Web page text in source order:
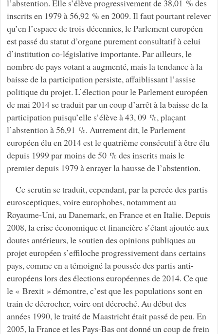
l’abstention. Elle s’élève progressivement de 38,01 % des
inscrits en 1979 à 56,92 % en 2009. Il faut pourtant relever
qu’en l’espace de trois décennies, le Parlement européen
est passé du statut d’organe purement consultatif à celui
d’institution co-législative importante. Par ailleurs, le
nombre de pays votant a augmenté, mais la tendance à la
baisse de la participation persiste, affaiblissant l’assise
politique du projet. L’élection pour le Parlement européen
de mai 2014 se traduit par un coup d’arrêt à la baisse de la
participation puisqu’elle s’élève à 43, 09 %, plaçant
l’abstention à 56,91 %. Autrement dit, le Parlement
européen élu en 2014 est le quatrième consécutif à être élu
depuis 1999 par moins de 50 % des inscrits mais le
premier depuis 1979 à enrayer la hausse de l’abstention.
Ce scrutin se traduit, cependant, par la percée des partis
eurosceptiques, voire europhobes, notamment au
Royaume-Uni, au Danemark, en France et en Italie. Depuis
2008, la crise économique et financière s’étant ajoutée aux
doutes antérieurs, le soutien des opinions publiques au
projet européen s’effiloche progressivement dans certains
pays, comme en a témoigné la poussée des partis anti-
européens lors des élections européennes de 2014. Ce que
le « Brexit » démontre, c’est que les populations sont en
train de décrocher, voire ont décroché. Au début des
années 1990, le traité de Maastricht était passé de peu. En
2005, la France et les Pays-Bas ont donné un coup de frein